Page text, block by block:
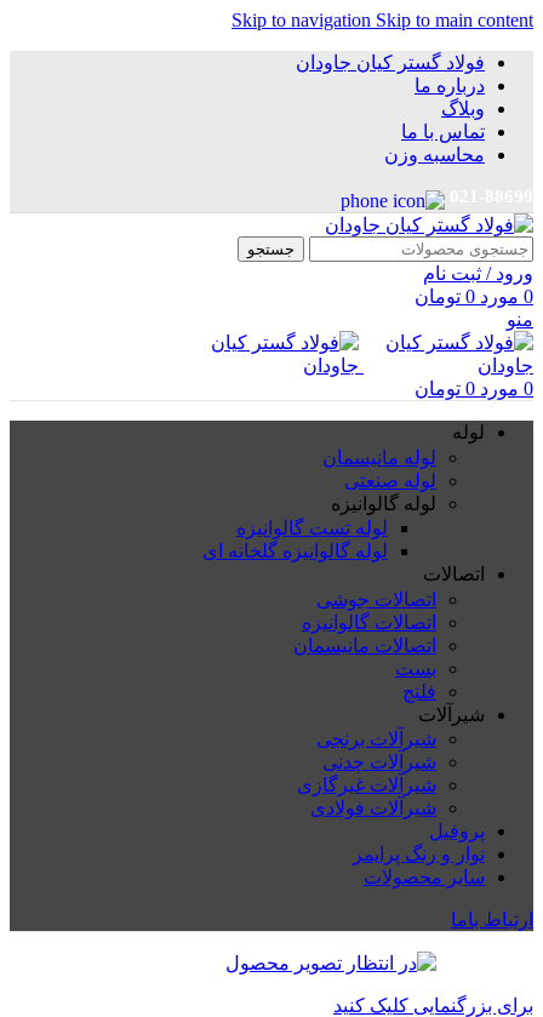
Skip to navigation Skip to main content
فولاد گستر کیان جاودان
درباره ما
وبلاگ
تماس با ما
محاسبه وزن
جستجو
ورود / ثبت نام
0 مورد 0 تومان
منو
0 مورد 0 تومان
لوله
لوله مانیسمان
لوله صنعتی
لوله گالوانیزه
لوله تست گالوانیزه
لوله گالوانیزه گلخانه ای
اتصالات
اتصالات جوشی
اتصالات گالوانیزه
اتصالات مانیسمان
بست
فلنچ
شیرآلات
شیرآلات برنجی
شیرآلات چدنی
شیرآلات غیرگازی
شیرآلات فولادی
پروفیل
نوار و رنگ پرایمر
سایر محصولات
ارتباط باما
برای بزرگنمایی کلیک کنید